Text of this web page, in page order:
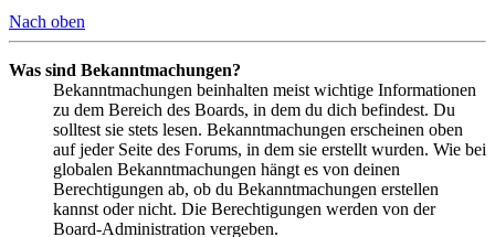
Nach oben
Was sind Bekanntmachungen?
Bekanntmachungen beinhalten meist wichtige Informationen
zu dem Bereich des Boards, in dem du dich befindest. Du
solltest sie stets lesen. Bekanntmachungen erscheinen oben
auf jeder Seite des Forums, in dem sie erstellt wurden. Wie bei
globalen Bekanntmachungen hängt es von deinen
Berechtigungen ab, ob du Bekanntmachungen erstellen
kannst oder nicht. Die Berechtigungen werden von der
Board-Administration vergeben.